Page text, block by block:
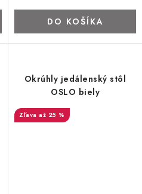
DO KOŠÍKA
Okrúhly jedálenský stôl
OSLO biely
až 25 %